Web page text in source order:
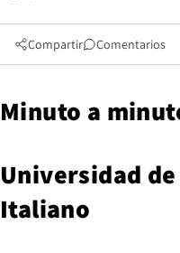
Compartir Comentarios
Minuto a
Universidad
Italiano